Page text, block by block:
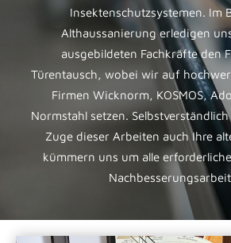
Insektenschutzsystemen. Im
Althaussanierung erledigen
ausgebildeten Fachkräfte den
Türentausch, wobei wir auf
Firmen Wicknorm, KOSMOS,
Normstahl setzen.
Zuge dieser Arbeiten auch Ihre
kümmern uns um alle